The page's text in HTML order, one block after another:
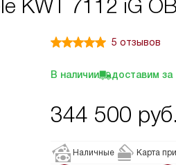
KWT 7112 iG
5 отзывов
В наличии доставим за
344 500 руб.
Наличные Карта